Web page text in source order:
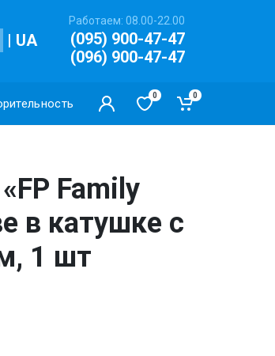
| UA
Работаем: 08.00-22.00
(095) 900-47-47
(096) 900-47-47
0 0
Family
в катушке с
1 шт